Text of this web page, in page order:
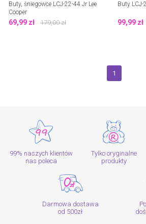
Buty, śniegowce LCJ-22-44 Jr Lee
Cooper
69,99 zł 179,00zł
Buty LCJ-
99,99 zł
1
99% naszych klientów
nas poleca
Tylko oryginalne
produkty
Darmowa dostawa
od 500zł